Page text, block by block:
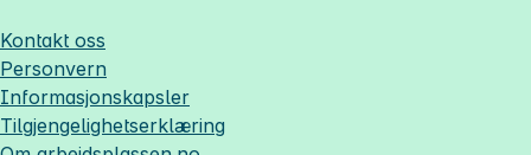
Kontakt oss
Personvern
Informasjonskapsler
Tilgjengelighetserklæring